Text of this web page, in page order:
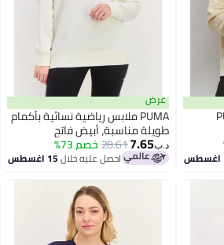
عرض
PUMA ملابس رياضية نسائية بأكمام
طويلة مناسبة، أبيض فاتح
7.65
28.61خصم 73%
احصل عليه خلال15 اغسطس